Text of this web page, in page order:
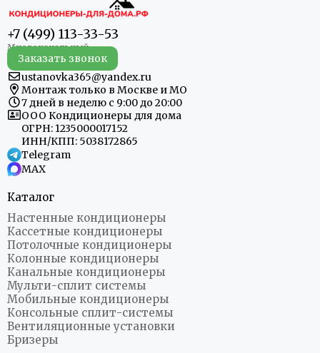
+7 (499) 113-33-53
Заказать звонок
ustanovka365@yandex.ru
Монтаж только в Москве и МО
7 дней в неделю с 9:00 до 20:00
ООО Кондиционеры для дома
ОГРН: 1235000017152
ИНН/КПП: 5038172865
Telegram
MAX
Каталог
Настенные кондиционеры
Кассетные кондиционеры
Потолочные кондиционеры
Колонные кондиционеры
Канальные кондиционеры
Мульти-сплит системы
Мобильные кондиционеры
Консольные сплит-системы
Вентиляционные установки
Бризеры